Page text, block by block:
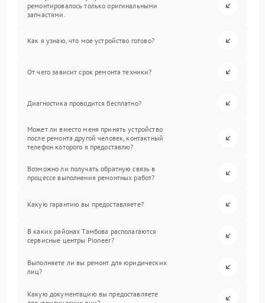
ремонтировалось только оригинальными
запчастями.
Как я узнаю, что мое устройство готово?
От чего зависит срок ремонта техники?
Диагностика проводится бесплатно?
Может ли вместо меня принять устройство
после ремонта другой человек, контактный
телефон которого я предоставлю?
Возможно ли получать обратную связь в
процессе выполнения ремонтных работ?
Какую гарантию вы предоставляете?
В каких районах Тамбова располагаются
сервисные центры Pioneer?
Выполняете ли вы ремонт для юридических
лиц?
Какую документацию вы предоставляете